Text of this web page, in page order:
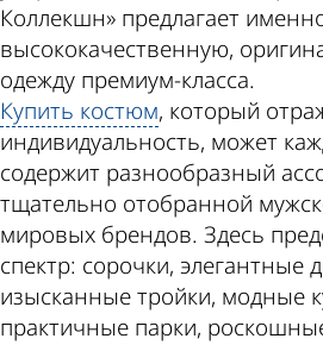
Коллекшн» предлагает
высококачественную,
одежду премиум-класса.
Купить костюм, который
индивидуальность, может
содержит разнообразный
тщательно отобранной
мировых брендов. Здесь
спектр: сорочки, элегантные
изысканные тройки, модные
практичные парки,